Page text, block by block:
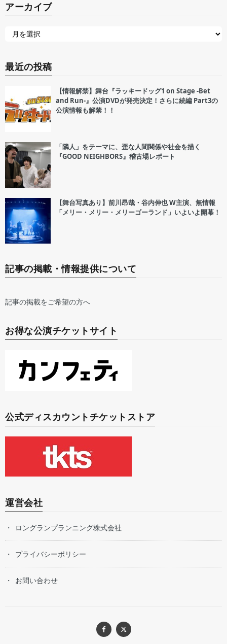
アーカイブ
最近の投稿
【情報解禁】舞台『ラッキードッグ1 on Stage -Bet
and Run-』公演DVDが発売決定！さらに続編 Part3の
公演情報も解禁！！
「隣人」をテーマに、歪な人間関係や社会を描く
『GOOD NEIGHBORS』稽古場レポート
【舞台写真あり】前川昂哉・谷内伸也 W主演、無情報
「メリー・メリー・メリーゴーランド」いよいよ開幕！
記事の掲載・情報提供について
記事の掲載をご希望の方へ
お得な公演チケットサイト
公式ディスカウントチケットストア
運営会社
ロングランプランニング株式会社
プライバシーポリシー
お問い合わせ